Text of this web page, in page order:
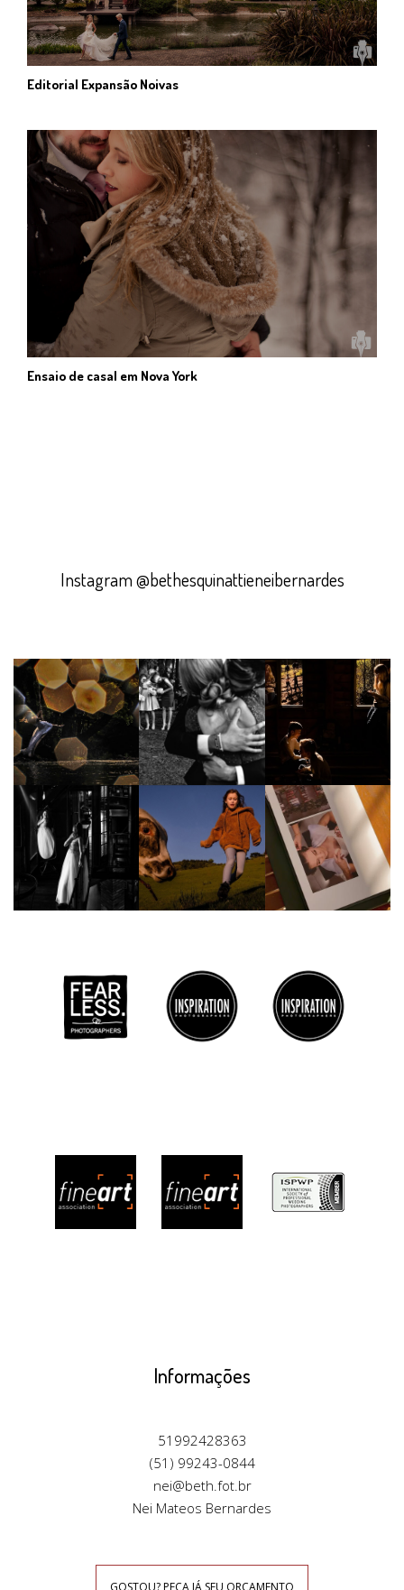
Editorial Expansão Noivas
Ensaio de casal em Nova York
Instagram @bethesquinattieneibernardes
Informações
51992428363
(51) 99243-0844
nei@beth.fot.br
Nei Mateos Bernardes
GOSTOU? PEÇA JÁ SEU ORÇAMENTO